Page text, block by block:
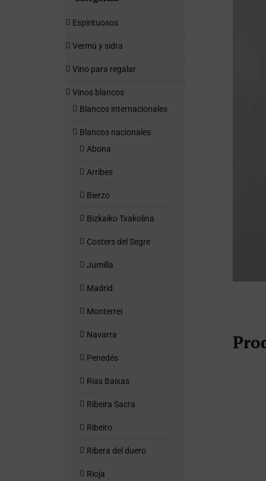
Espirituosos
Vermú y sidra
Vino para regalar
Vinos blancos
Blancos internacionales
Blancos nacionales
Abona
Arribes
Bierzo
Bizkaiko Txakolina
Costers del Segre
Jumilla
Madrid
Monterrei
Navarra
Penedés
Rias Baixas
Ribeira Sacra
Ribeiro
Ribera del duero
Rioja